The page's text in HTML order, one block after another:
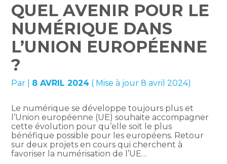
QUEL AVENIR POUR LE
NUMÉRIQUE DANS
L’UNION EUROPÉENNE
?
Par 8 AVRIL 2024 ( Mise à jour 8 avril 2024)
Le numérique se développe toujours plus et
l’Union européenne (UE) souhaite accompagner
cette évolution pour qu’elle soit le plus
bénéfique possible pour les européens. Retour
sur deux projets en cours qui cherchent à
favoriser la numérisation de l’UE…